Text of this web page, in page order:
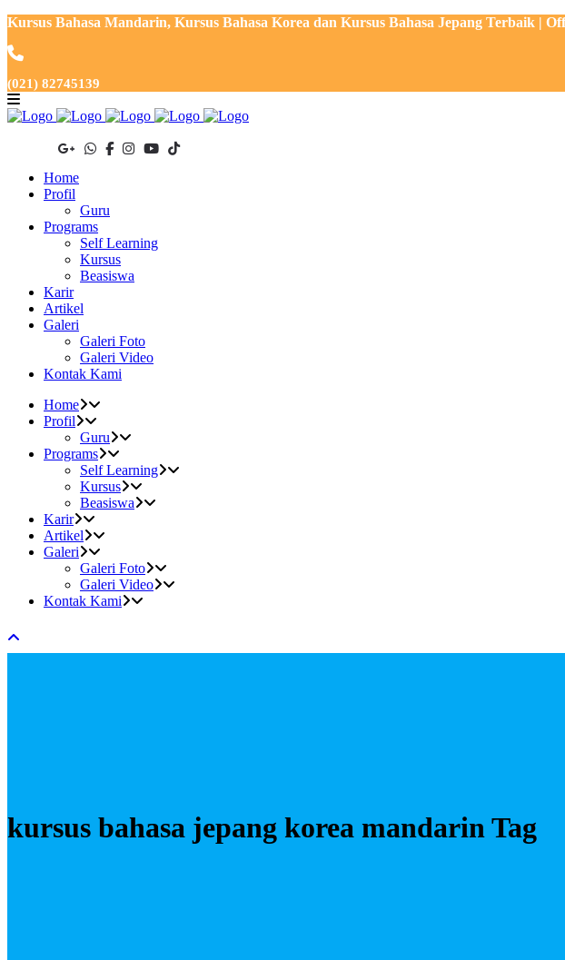
Kursus Bahasa Mandarin, Kursus Bahasa Korea dan Kursus Bahasa Jepang Terbaik |
(021) 82745139
Home
Profil
Guru
Programs
Self Learning
Kursus
Beasiswa
Karir
Artikel
Galeri
Galeri Foto
Galeri Video
Kontak Kami
Home
Profil
Guru
Programs
Self Learning
Kursus
Beasiswa
Karir
Artikel
Galeri
Galeri Foto
Galeri Video
Kontak Kami
kursus bahasa jepang korea mandarin Tag